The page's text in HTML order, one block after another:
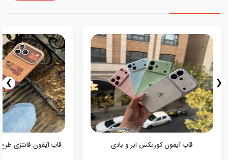
قاب آیفون کورتکس ابر و بادی قاب آیفون فانتزی
‹
›